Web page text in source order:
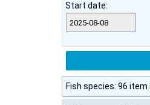
Start date:
Fish species: 96 item